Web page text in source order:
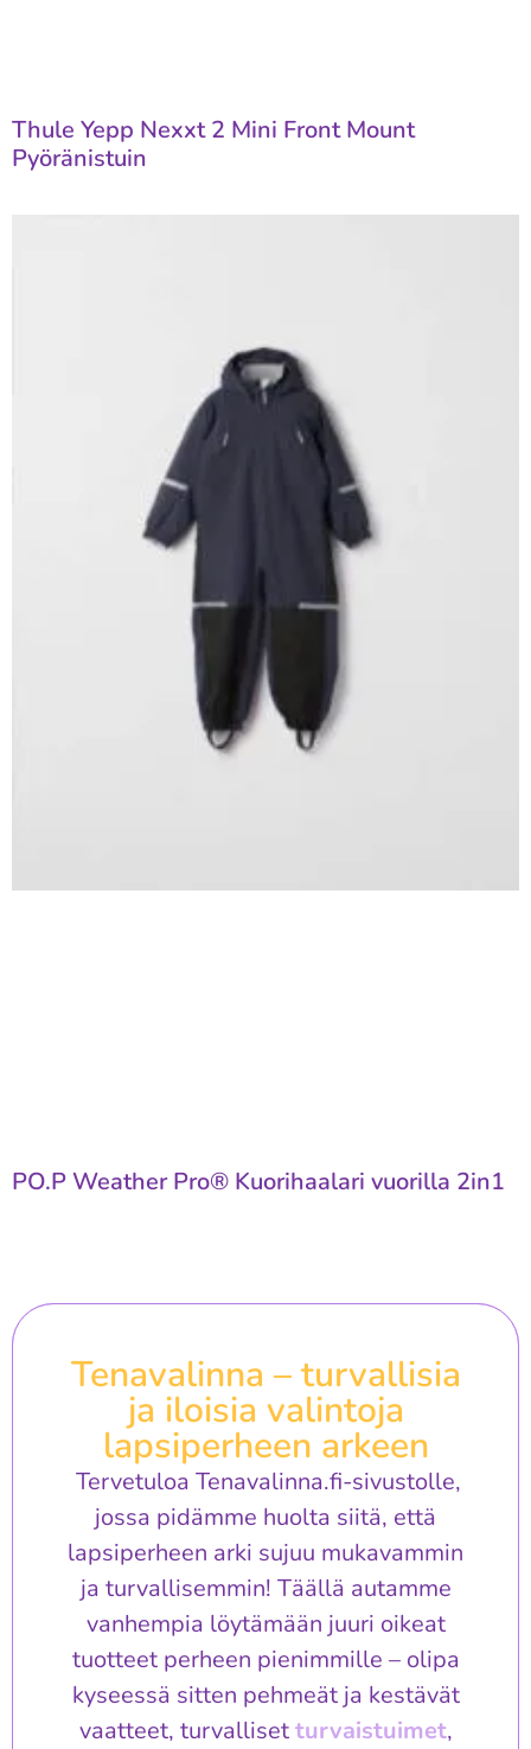
Thule Yepp Nexxt 2 Mini Front Mount
Pyöränistuin
PO.P Weather Pro® Kuorihaalari vuorilla 2in1
Tenavalinna – turvallisia
ja iloisia valintoja
lapsiperheen arkeen
Tervetuloa Tenavalinna.fi-sivustolle,
jossa pidämme huolta siitä, että
lapsiperheen arki sujuu mukavammin
ja turvallisemmin! Täällä autamme
vanhempia löytämään juuri oikeat
tuotteet perheen pienimmille – olipa
kyseessä sitten pehmeät ja kestävät
vaatteet, turvallisetturvaistuimet,